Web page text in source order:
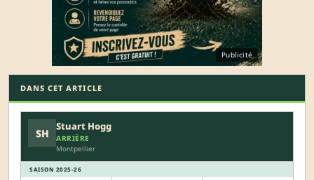
Publicité
DANS CET ARTICLE
SH
Stuart Hogg
ARRIÈRE
Montpellier
SAISON 2025-26